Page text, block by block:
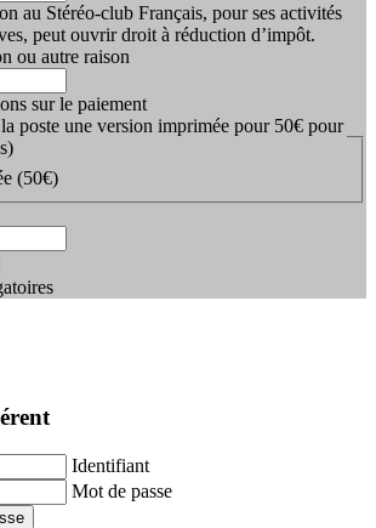
au Stéréo-club Français, pour ses activités
peut ouvrir droit à réduction d’impôt.
ou autre raison
sur le paiement
poste une version imprimée pour 50€ pour
(50€)
Identifiant
Mot de passe